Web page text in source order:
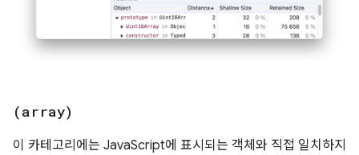
(array)
이 카테고리에는 JavaScript에 표시되는 객체와 직접 일치하지